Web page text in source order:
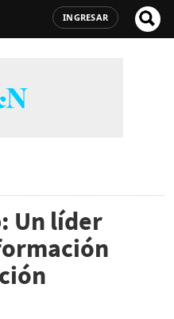
INGRESAR
Un líder